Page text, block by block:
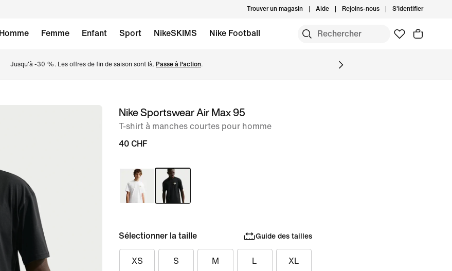
Trouver un magasin Aide Rejoins-nous S'identifier
Homme Femme Enfant Sport NikeSKIMS Nike Football
Jusqu'à -30 %. Les offres de fin de saison sont là. Passe à l'action.
image 1Nike Sportswear Air Max 95
T-shirt à manches courtes pour homme
40 CHF
Sélectionner la taille Guide des tailles
XS S M L XL